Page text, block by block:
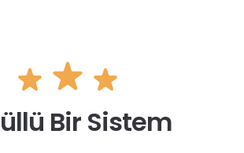
Bir Sistem